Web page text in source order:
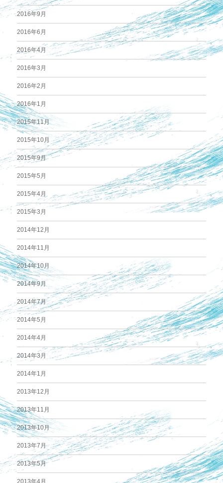
2016年9月
2016年6月
2016年4月
2016年3月
2016年2月
2016年1月
2015年11月
2015年10月
2015年9月
2015年5月
2015年4月
2015年3月
2014年12月
2014年11月
2014年10月
2014年9月
2014年7月
2014年5月
2014年4月
2014年3月
2014年1月
2013年12月
2013年11月
2013年10月
2013年7月
2013年5月
2013年4月